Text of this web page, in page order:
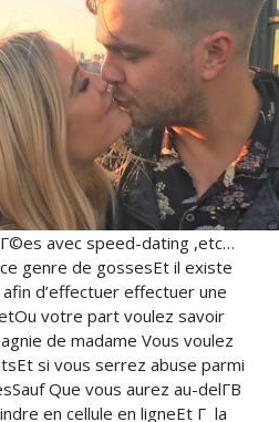
avec speed-dating ,etc…
genre de gossesEt il existe
d’effectuer effectuer une
votre part voulez savoir
de madame Vous voulez
si vous serrez abuse parmi
Que vous aurez au-delГ­В
en cellule en ligneEt Г la